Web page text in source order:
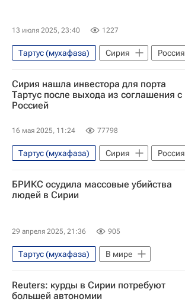
13 июля 2025, 23:40 1227
Тартус (мухафаза) Сирия
Россия
Ахмед аш-Шараа
Дмитрий Песков
DP World
В мире
Сирия нашла инвестора для порта
Тартус после выхода из соглашения с
Россией
16 мая 2025, 11:24 77798
Тартус (мухафаза) Сирия
Россия
Дмитрий Песков
Михаил Богданов
DP World
В мире
БРИКС осудила массовые убийства
людей в Сирии
29 апреля 2025, 21:36 905
Тартус (мухафаза)
В мире
Латакия (город)
БРИКС
Reuters: курды в Сирии потребуют
большей автономии